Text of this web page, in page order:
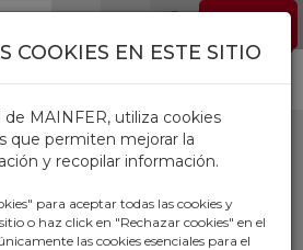
Y
COOKIES EN ESTE SITIO
de MAINFER, utiliza cookies
que permiten mejorar la
y recopilar información.
para aceptar todas las cookies y
o haz click en "Rechazar cookies" en el
las cookies esenciales para el